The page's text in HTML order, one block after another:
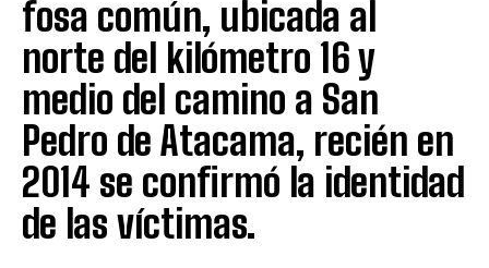
fosa común, ubicada al
norte del kilómetro 16 y
medio del camino a San
Pedro de Atacama, recién en
2014 se confirmó la identidad
de las víctimas.